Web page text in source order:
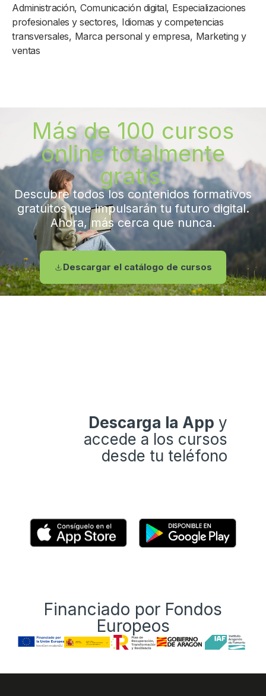
Administración, Comunicación digital, Especializaciones
profesionales y sectores, Idiomas y competencias
transversales, Marca personal y empresa, Marketing y
ventas
Más de 100 cursos
online totalmente
gratis.
Descubre todos los contenidos formativos
gratuitos que impulsarán tu futuro digital.
Ahora, más cerca que nunca.
Descargar el catálogo de cursos
Descarga la App y
accede a los cursos
desde tu teléfono
Financiado por Fondos
Europeos